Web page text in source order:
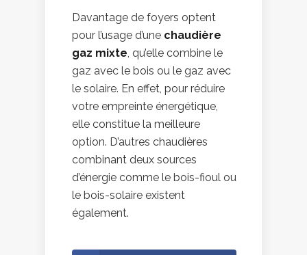
Davantage de foyers optent
pour l’usage d’une chaudière
gaz mixte, qu’elle combine le
gaz avec le bois ou le gaz avec
le solaire. En effet, pour réduire
votre empreinte énergétique,
elle constitue la meilleure
option. D’autres chaudières
combinant deux sources
d’énergie comme le bois-fioul ou
le bois-solaire existent
également.